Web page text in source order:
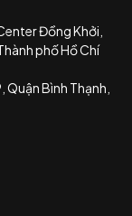
Đồng Khởi,
phố Hồ Chí
Bình Thạnh,